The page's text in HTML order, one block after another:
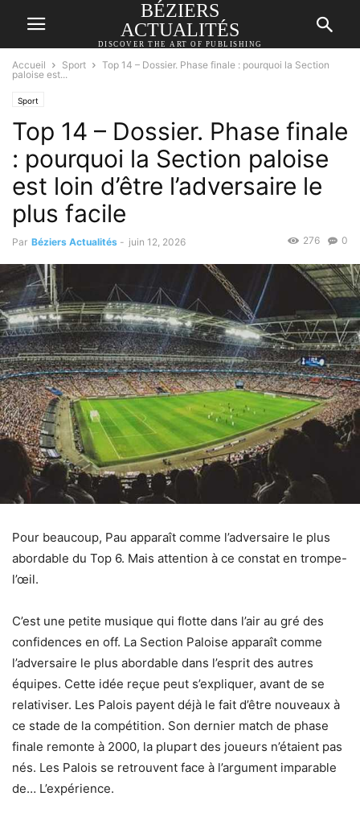
BÉZIERS
ACTUALITÉS
DISCOVER THE ART OF PUBLISHING
Accueil Sport
Top 14 – Dossier. Phase finale : pourquoi la Section
paloise est...
Sport
Top 14 – Dossier. Phase finale
: pourquoi la Section paloise
est loin d’être l’adversaire le
plus facile
Par Béziers Actualités - juin 12, 2026 0
276
Pour beaucoup, Pau apparaît comme l’adversaire le plus
abordable du Top 6. Mais attention à ce constat en trompe-
l’œil.
C’est une petite musique qui flotte dans l’air au gré des
confidences en off. La Section Paloise apparaît comme
l’adversaire le plus abordable dans l’esprit des autres
équipes. Cette idée reçue peut s’expliquer, avant de se
relativiser. Les Palois payent déjà le fait d’être nouveaux à
ce stade de la compétition. Son dernier match de phase
finale remonte à 2000, la plupart des joueurs n’étaient pas
nés. Les Palois se retrouvent face à l’argument imparable
de… L’expérience.